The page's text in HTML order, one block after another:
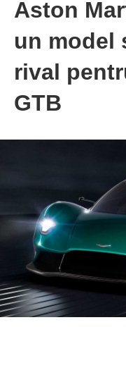
Aston
un model
rival
GTB